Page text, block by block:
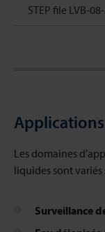
STEP file LVB-
Applications
Les domaines
liquides sont variés
Surveillance